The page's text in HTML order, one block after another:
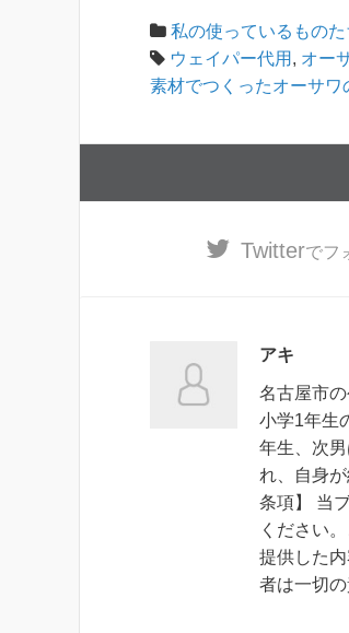
私の使っているものた
ウェイパー代用 , オー
素材でつくったオーサワ
Twitterでフ
アキ
名古屋市
小学1年生
年生、次
れ、自身
条項】 当
ください
提供した
者は一切